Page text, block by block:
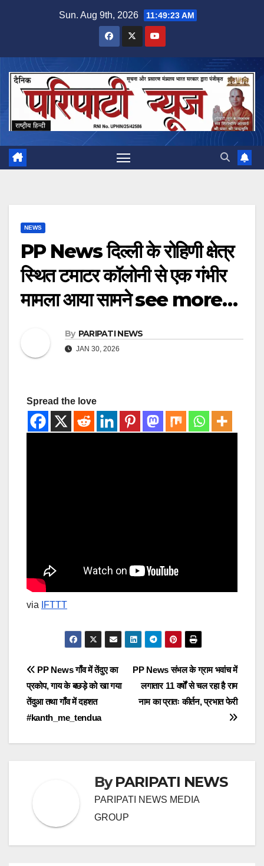
Sun. Aug 9th, 2026 11:49:24 AM
NEWS
PP News दिल्ली के रोहिणी क्षेत्र
स्थित टमाटर कॉलोनी से एक गंभीर
मामला आया सामने see more…
By PARIPATI NEWS
JAN 30, 2026
Spread the love
via IFTTT
Post
navigation
PP News संभल के ग्राम भवांच में
लगातार 11 वर्षों से चल रहा है राम
नाम का प्रातः कीर्तन, प्रभात फेरी
PP News गाँव में तेंदुए का
प्रकोप, गाय के बछड़े को खा गया
तेंदुआ तथा गाँव में दहशत
#kanth_me_tendua
ByPARIPATI NEWS
PARIPATI NEWS MEDIA
GROUP